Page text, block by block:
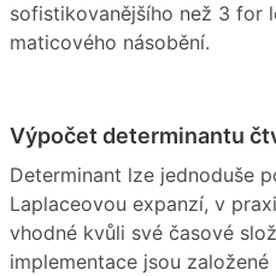
sofistikovanějšího než 3 for
maticového násobění.
Výpočet determinantu
Determinant lze jednoduše
Laplaceovou expanzí, v
vhodné kvůli své časové
implementace jsou založené